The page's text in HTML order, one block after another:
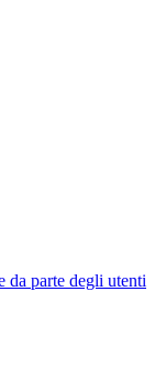
da parte degli utenti